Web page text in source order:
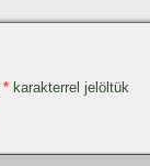
* karakterrel jelöltük